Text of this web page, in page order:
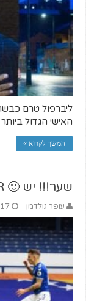
האישי הגדול ביותר
המשך לקרוא »
שער!!! יש 🙂 VAR ?? לא 😂
עופר גולדמן 17 באוקטובר 2020